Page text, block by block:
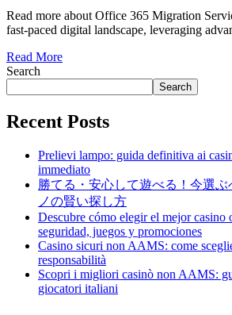
Read more about Office 365 Migration
fast-paced digital landscape, leveraging
Read More
Search
Search
Recent Posts
Prelievi lampo: guida definitiva ai
immediato
勝てる・安心して遊べる！今選
ノの賢い探し方
Descubre cómo elegir el mejor casino
seguridad, juegos y promociones
Casino sicuri non AAMS: come
responsabilità
Scopri i migliori casinò non AAMS:
giocatori italiani